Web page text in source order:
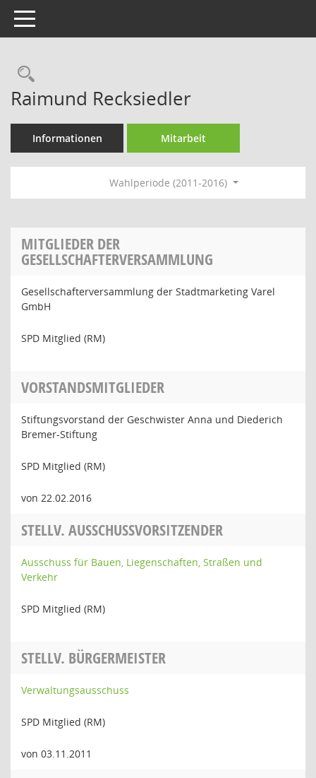
Toggle navigation
Rechercheauswahl
Raimund Recksiedler
Informationen Mitarbeit
Wahlperiode (2011-2016)
MITGLIEDER DER
GESELLSCHAFTERVERSAMMLUNG
Gesellschafterversammlung der Stadtmarketing Varel
GmbH
SPD Mitglied (RM)
VORSTANDSMITGLIEDER
Stiftungsvorstand der Geschwister Anna und Diederich
Bremer-Stiftung
SPD Mitglied (RM)
von 22.02.2016
STELLV. AUSSCHUSSVORSITZENDER
Ausschuss für Bauen, Liegenschaften, Straßen und
Verkehr
SPD Mitglied (RM)
STELLV. BÜRGERMEISTER
Verwaltungsausschuss
SPD Mitglied (RM)
von 03.11.2011